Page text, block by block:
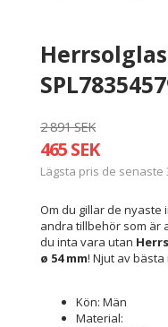
2 891 SEK
465 SEK
Lägsta pris de senaste
Om du gillar de nyaste
andra tillbehör som är
du inta vara utan
ø 54 mm! Njut av
Kön: Män
Material: